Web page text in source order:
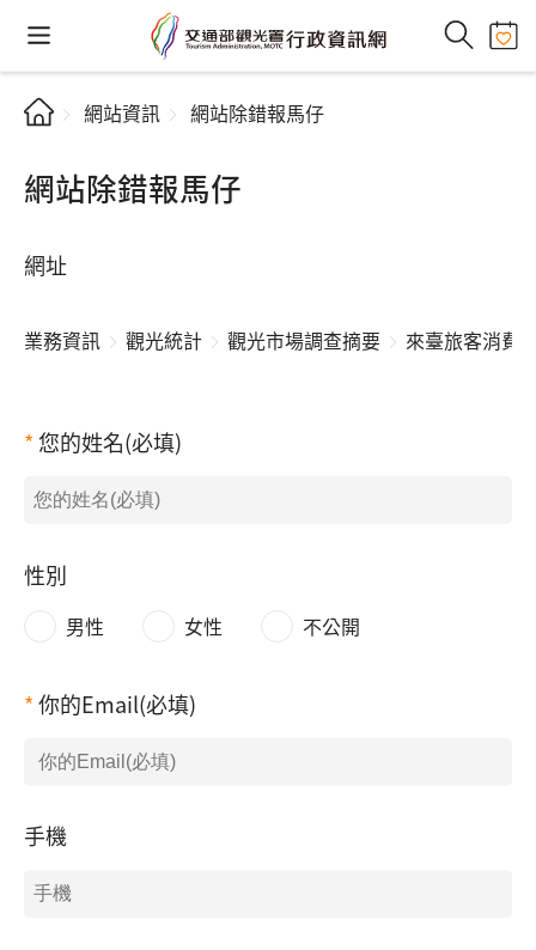
網站資訊 網站除錯報馬仔
網站除錯報馬仔
網址
業務資訊 觀光統計 觀光市場調查摘要 來臺旅客消費
您的姓名(必填)
性別
男性 女性 不公開
你的Email(必填)
手機